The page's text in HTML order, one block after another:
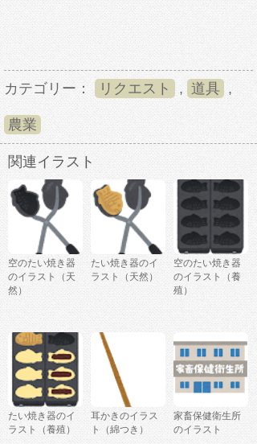
カテゴリー： リクエスト , 道具 ,
農業
関連イラスト
空のたい焼き器
のイラスト（天
然）
たい焼き器のイ
ラスト（天然）
空のたい焼き器
のイラスト（養
殖）
たい焼き器のイ
ラスト（養殖）
耳かきのイラス
ト（綿つき）
家畜保健衛生所
のイラスト